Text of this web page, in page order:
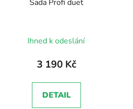
Sada Profi duet
Ihned k odeslání
3 190 Kč
DETAIL